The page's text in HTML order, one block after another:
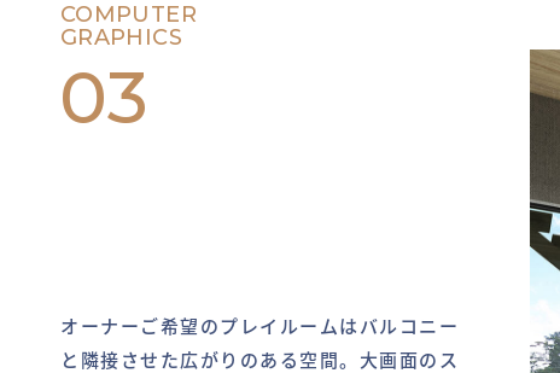
COMPUTER
GRAPHICS
03
オーナーご希望のプレイルームはバルコニー
と隣接させた広がりのある空間。大画面のス